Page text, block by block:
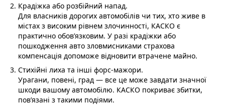
Крадіжка або розбійний напад.
Для власників дорогих автомобілів чи тих, хто живе в
містах з високим рівнем злочинності, КАСКО є
практично обов’язковим. У разі крадіжки або
пошкодження авто зловмисниками страхова
компенсація допоможе відновити втрачене майно.
Стихійні лиха та інші форс-мажори.
Урагани, повені, град — все це може завдати значної
шкоди вашому автомобілю. КАСКО покриває збитки,
пов’язані з такими подіями.